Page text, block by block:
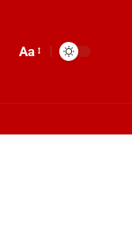
Aa